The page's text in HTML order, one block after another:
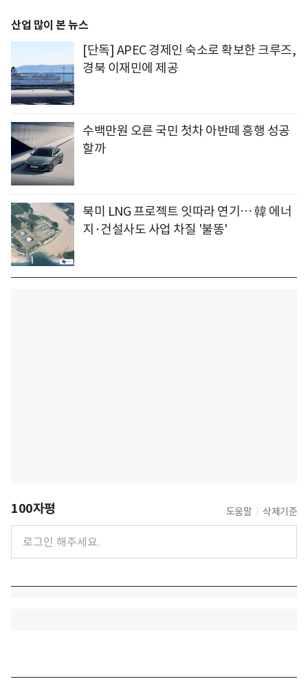
산업 많이 본 뉴스
[단독] APEC 경제인 숙소로 확보한 크루즈,
경북 이재민에 제공
수백만원 오른 국민 첫차 아반떼 흥행 성공
할까
북미 LNG 프로젝트 잇따라 연기… 韓 에너
지·건설사도 사업 차질 '불똥'
100자평 도움말 삭제기준